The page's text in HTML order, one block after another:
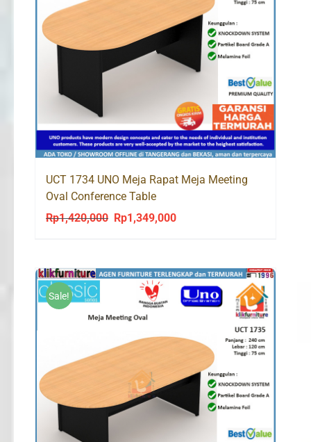
UCT 1734 UNO Meja Rapat Meja Meeting
Oval Conference Table
Rp1,420,000
Original
Rp1,420,000.
Rp1,349,000Current
Rp1,349,000.
Sale!